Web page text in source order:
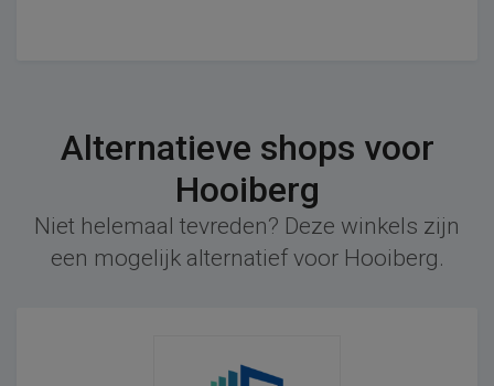
Alternatieve shops voor
Hooiberg
Niet helemaal tevreden? Deze winkels zijn
een mogelijk alternatief voor Hooiberg.